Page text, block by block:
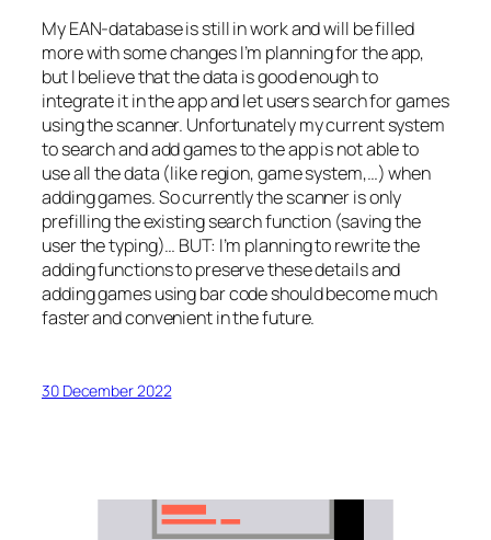
My EAN-database is still in work and will be filled
more with some changes I’m planning for the app,
but I believe that the data is good enough to
integrate it in the app and let users search for games
using the scanner. Unfortunately my current system
to search and add games to the app is not able to
use all the data (like region, game system,…) when
adding games. So currently the scanner is only
prefilling the existing search function (saving the
user the typing)… BUT: I’m planning to rewrite the
adding functions to preserve these details and
adding games using bar code should become much
faster and convenient in the future.
30 December 2022